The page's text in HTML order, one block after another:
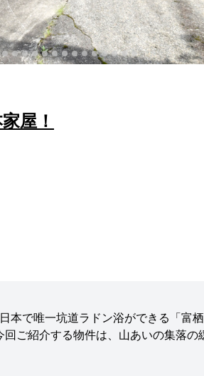
屋！
本で唯一坑道ラドン浴ができる「富
ご紹介する物件は、山あいの集落の